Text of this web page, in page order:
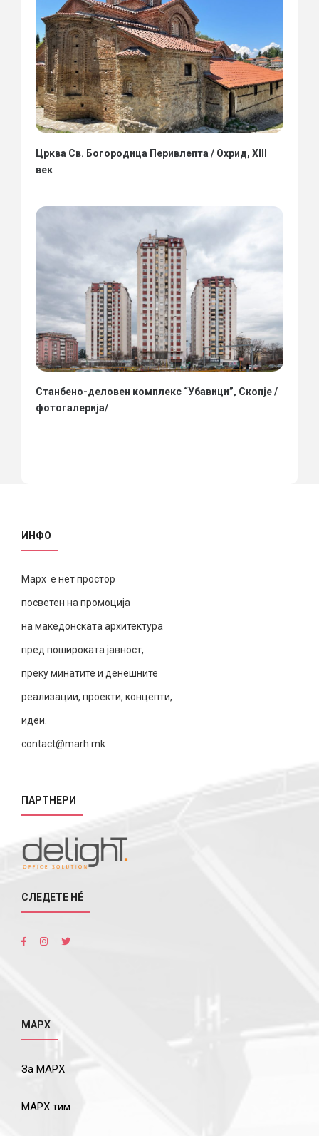
Црква Св. Богородица Перивлепта / Охрид, XIII
век
Станбено-деловен комплекс “Убавици”, Скопје /
фотогалерија/
ИНФО
Марх е нет простор
посветен на промоција
на македонската архитектура
пред пошироката јавност,
преку минатите и денешните
реализации, проекти, концепти,
идеи.
contact@marh.mk
ПАРТНЕРИ
СЛЕДЕТЕ НÉ
МАРХ
За МАРХ
МАРХ тим